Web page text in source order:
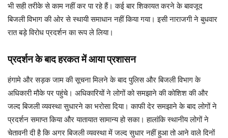
भी सही तरीके से काम नहीं कर पा रहे हैं। कई बार शिकायत करने के बावजूद
बिजली विभाग की ओर से स्थायी समाधान नहीं किया गया। इसी नाराजगी ने बुधवार
रात बड़े विरोध प्रदर्शन का रूप ले लिया।
प्रदर्शन के बाद हरकत में आया प्रशासन
हंगामे और सड़क जाम की सूचना मिलने के बाद पुलिस और बिजली विभाग के
अधिकारी मौके पर पहुंचे। अधिकारियों ने लोगों को समझाने की कोशिश की और
जल्द बिजली व्यवस्था सुधारने का भरोसा दिया। काफी देर समझाने के बाद लोगों ने
प्रदर्शन समाप्त किया और यातायात सामान्य हो सका। हालांकि स्थानीय लोगों ने
चेतावनी दी है कि अगर बिजली व्यवस्था में जल्द सुधार नहीं हुआ तो आने वाले दिनों